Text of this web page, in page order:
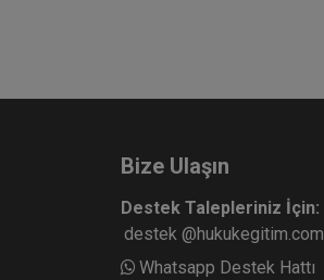
Bize Ulaşın
Destek Talepleriniz İçin:
destek @hukukegitim.com
Whatsapp Destek Hattı